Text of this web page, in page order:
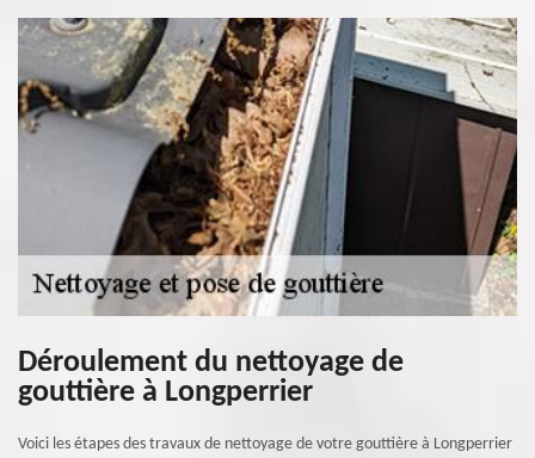
Déroulement du nettoyage de
gouttière à Longperrier
Voici les étapes des travaux de nettoyage de votre gouttière à Longperrier